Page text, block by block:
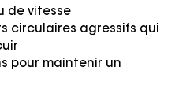
de vitesse
circulaires agressifs qui
pour maintenir un